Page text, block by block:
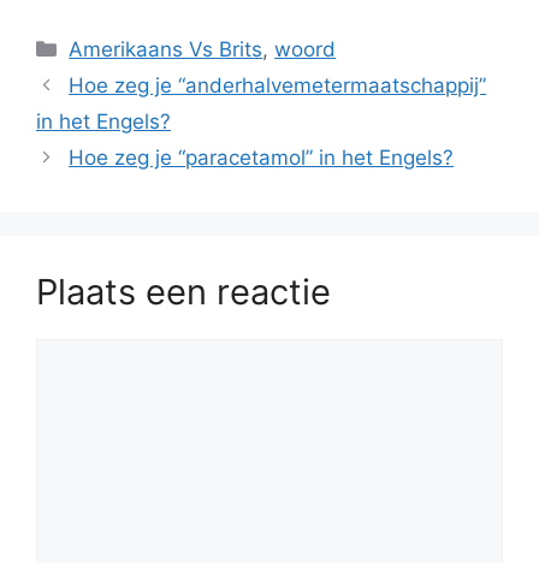
Categorieën
Amerikaans Vs Brits,woord
Hoe zeg je “anderhalvemetermaatschappij”
in het Engels?
Hoe zeg je “paracetamol” in het Engels?
Plaats een reactie